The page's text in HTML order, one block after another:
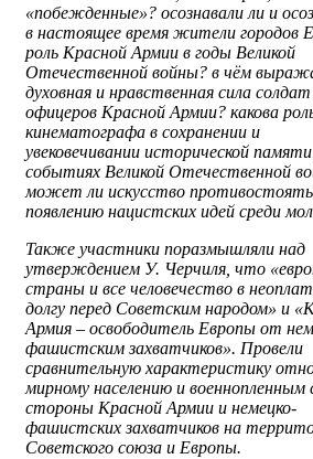
«побежденные»? осознавали ли и
в настоящее время жители городов
роль Красной Армии в годы Великой
Отечественной войны? в чём
духовная и нравственная сила
офицеров Красной Армии? какова
кинематографа в сохранении и
увековечивании исторической
событиях Великой Отечественной
может ли искусство противостоять
появлению нацистских идей среди
Также участники поразмышляли над
утверждением У. Черчиля, что
страны и все человечество в
долгу перед Советским народом» и
Армия – освободитель Европы от
фашистским захватчиков». Провели
сравнительную характеристику
мирному населению и военнопленным
стороны Красной Армии и немецко-
фашистских захватчиков на
Советского союза и Европы.